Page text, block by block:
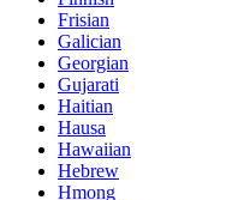
Frisian
Galician
Georgian
Gujarati
Haitian
Hausa
Hawaiian
Hebrew
Hmong